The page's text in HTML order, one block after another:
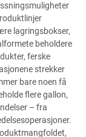
lagringsbokser,
beholdere
ferske
strekker
bare noen få
flere gallon,
– fra